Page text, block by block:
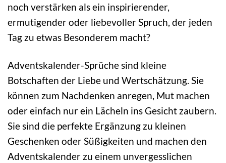
noch verstärken als ein inspirierender,
ermutigender oder liebevoller Spruch, der jeden
Tag zu etwas Besonderem macht?
Adventskalender-Sprüche sind kleine
Botschaften der Liebe und Wertschätzung. Sie
können zum Nachdenken anregen, Mut machen
oder einfach nur ein Lächeln ins Gesicht zaubern.
Sie sind die perfekte Ergänzung zu kleinen
Geschenken oder Süßigkeiten und machen den
Adventskalender zu einem unvergesslichen